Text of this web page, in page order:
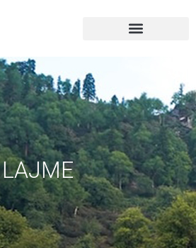
LAJME